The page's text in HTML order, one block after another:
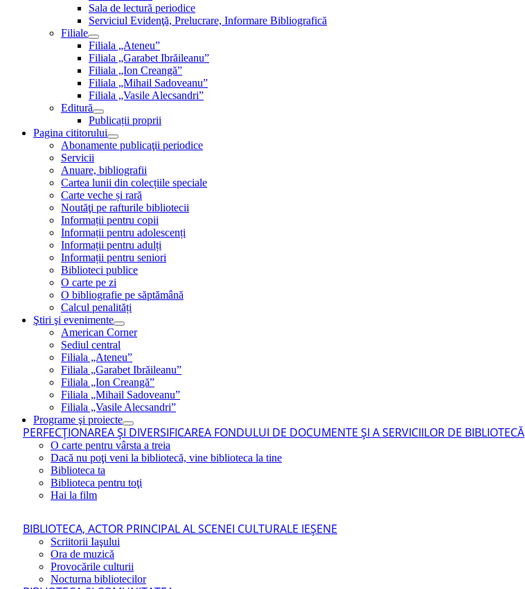
Sala de lectură periodice
Serviciul Evidenţă, Prelucrare, Informare Bibliografică
Filiale
Filiala „Ateneu”
Filiala „Garabet Ibrăileanu”
Filiala „Ion Creangă”
Filiala „Mihail Sadoveanu”
Filiala „Vasile Alecsandri”
Editură
Publicații proprii
Pagina cititorului
Abonamente publicaţii periodice
Servicii
Anuare, bibliografii
Cartea lunii din colecțiile speciale
Carte veche și rară
Noutăţi pe rafturile bibliotecii
Informații pentru copii
Informații pentru adolescenți
Informații pentru adulți
Informații pentru seniori
Biblioteci publice
O carte pe zi
O bibliografie pe săptămână
Calcul penalități
Ştiri şi evenimente
American Corner
Sediul central
Filiala „Ateneu”
Filiala „Garabet Ibrăileanu”
Filiala „Ion Creangă”
Filiala „Mihail Sadoveanu”
Filiala „Vasile Alecsandri”
Programe şi proiecte
PERFECŢIONAREA ŞI DIVERSIFICAREA FONDULUI DE DOCUMENTE ŞI A SERVICIILOR DE BIBLIOTECĂ
O carte pentru vârsta a treia
Dacă nu poţi veni la bibliotecă, vine biblioteca la tine
Biblioteca ta
Biblioteca pentru toţi
Hai la film
BIBLIOTECA, ACTOR PRINCIPAL AL SCENEI CULTURALE IEŞENE
Scriitorii Iaşului
Ora de muzică
Provocările culturii
Nocturna bibliotecilor